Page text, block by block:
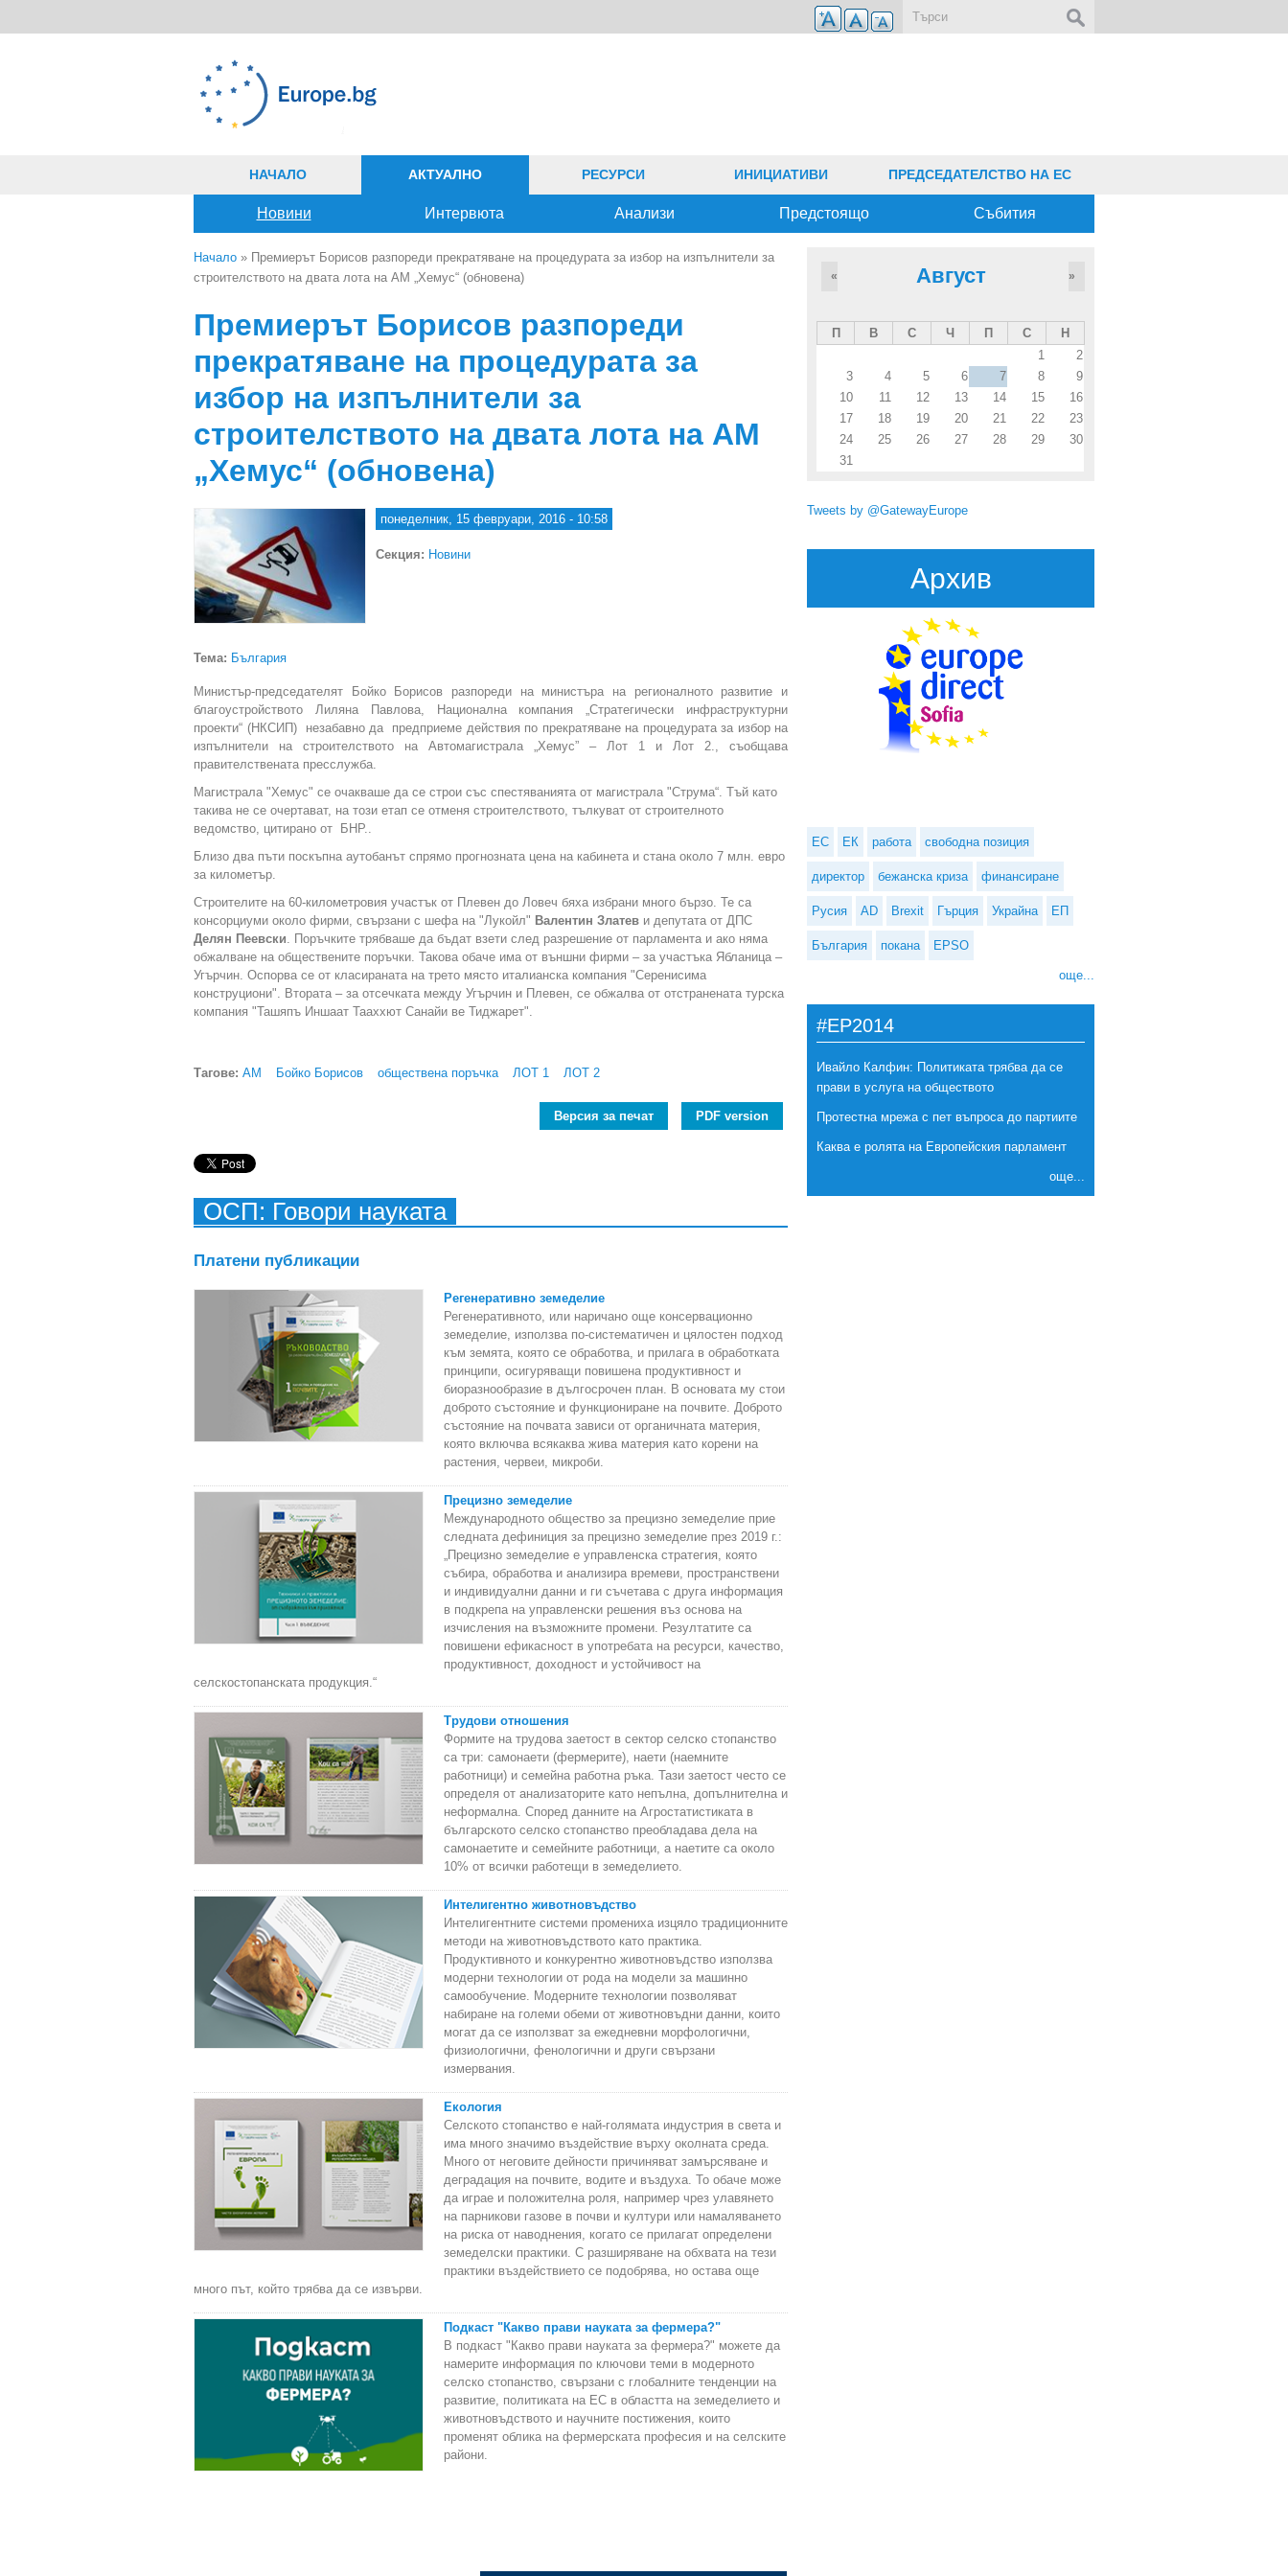
НАЧАЛО АКТУАЛНО
Новини Интервюта Анализи Предстоящо Събития
РЕСУРСИ ИНИЦИАТИВИ ПРЕДСЕДАТЕЛСТВО НА ЕС
Вие сте тук
Начало » Премиерът Борисов разпореди прекратяване на процедурата за избор на изпълнители за
строителството на двата лота на АМ „Хемус“ (обновена)
Премиерът Борисов разпореди
прекратяване на процедурата за
избор на изпълнители за
строителството на двата лота на АМ
„Хемус“ (обновена)
понеделник, 15 февруари, 2016 - 10:58
Секция: Новини
Тема: България
Министър-председателят Бойко Борисов разпореди на министъра на регионалното развитие и
благоустройството Лиляна Павлова, Национална компания „Стратегически инфраструктурни
проекти“ (НКСИП) незабавно да предприеме действия по прекратяване на процедурата за избор на
изпълнители на строителството на Автомагистрала „Хемус” – Лот 1 и Лот 2., съобщава
правителствената пресслужба.
Магистрала "Хемус" се очакваше да се строи със спестяванията от магистрала "Струма“. Тъй като
такива не се очертават, на този етап се отменя строителството, тълкуват от строителното
ведомство, цитирано от БНР..
Близо два пъти поскъпна аутобанът спрямо прогнозната цена на кабинета и стана около 7 млн. евро
за километър.
Строителите на 60-километровия участък от Плевен до Ловеч бяха избрани много бързо. Те са
консорциуми около фирми, свързани с шефа на "Лукойл" Валентин Златев и депутата от ДПС
Делян Пеевски . Поръчките трябваше да бъдат взети след разрешение от парламента и ако няма
обжалване на обществените поръчки. Такова обаче има от външни фирми – за участъка Ябланица –
Угърчин. Оспорва се от класираната на трето място италианска компания "Серенисима
конструциони". Втората – за отсечката между Угърчин и Плевен, се обжалва от отстранената турска
компания "Ташяпъ Иншаат Тааххют Санайи ве Тиджарет".
Тагове: АМ Бойко Борисов обществена поръчка ЛОТ 1 ЛОТ 2
Версия за печат PDF version
ОСП: Говори науката
Платени публикации
Регенеративно земеделие
Регенеративното, или наричано още консервационно
земеделие, използва по-систематичен и цялостен подход
към земята, която се обработва, и прилага в обработката
принципи, осигуряващи повишена продуктивност и
биоразнообразие в дългосрочен план. В основата му стои
доброто състояние и функциониране на почвите. Доброто
състояние на почвата зависи от органичната материя,
която включва всякаква жива материя като корени на
растения, червеи, микроби.
Прецизно земеделие
Международното общество за прецизно земеделие прие
следната дефиниция за прецизно земеделие през 2019 г.:
„Прецизно земеделие е управленска стратегия, която
събира, обработва и анализира времеви, пространствени
и индивидуални данни и ги съчетава с друга информация
в подкрепа на управленски решения въз основа на
изчисления на възможните промени. Резултатите са
повишени ефикасност в употребата на ресурси, качество,
продуктивност, доходност и устойчивост на
селскостопанската продукция.“
Трудови отношения
Формите на трудова заетост в сектор селско стопанство
са три: самонаети (фермерите), наети (наемните
работници) и семейна работна ръка. Тази заетост често се
определя от анализаторите като непълна, допълнителна и
неформална. Според данните на Агростатистиката в
българското селско стопанство преобладава дела на
самонаетите и семейните работници, а наетите са около
10% от всички работещи в земеделието.
Интелигентно животновъдство
Интелигентните системи промениха изцяло традиционните
методи на животновъдството като практика.
Продуктивното и конкурентно животновъдство използва
модерни технологии от рода на модели за машинно
самообучение. Модерните технологии позволяват
набиране на големи обеми от животновъдни данни, които
могат да се използват за ежедневни морфологични,
физиологични, фенологични и други свързани
измервания.
Екология
Селското стопанство е най-голямата индустрия в света и
има много значимо въздействие върху околната среда.
Много от неговите дейности причиняват замърсяване и
деградация на почвите, водите и въздуха. То обаче може
да играе и положителна роля, например чрез улавянето
на парникови газове в почви и култури или намаляването
на риска от наводнения, когато се прилагат определени
земеделски практики. С разширяване на обхвата на тези
практики въздействието се подобрява, но остава още
много път, който трябва да се извърви.
Подкаст "Какво прави науката за фермера?"
В подкаст "Какво прави науката за фермера?" можете да
намерите информация по ключови теми в модерното
селско стопанство, свързани с глобалните тенденции на
развитие, политиката на ЕС в областта на земеделието и
животновъдството и научните постижения, които
променят облика на фермерската професия и на селските
райони.
Август
« »
П В С Ч П С
Н
1
2
3
4 5 6 7 8
9
10
11 12 13 14 15
16
17
18 19 20 21 22
23
24
25 26 27 28 29
30
31
Tweets by @GatewayEurope
Архив
ЕС ЕК работа свободна позиция
директор бежанска криза финансиране
Русия AD Brexit Гърция Украйна ЕП
България покана EPSO
още...
#EP2014
Ивайло Калфин: Политиката трябва да се
прави в услуга на обществото
Протестна мрежа с пет въпроса до партиите
Каква е ролята на Европейския парламент
още...